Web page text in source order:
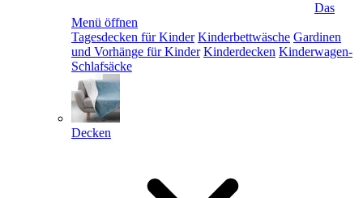
Das
Menü öffnen
Tagesdecken für Kinder Kinderbettwäsche Gardinen
und Vorhänge für Kinder Kinderdecken Kinderwagen-
Schlafsäcke
Decken